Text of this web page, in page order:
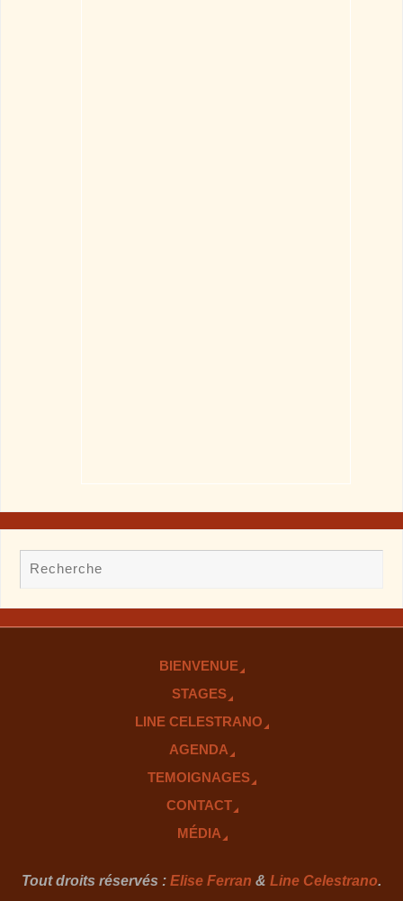
BIENVENUE
STAGES
LINE CELESTRANO
AGENDA
TEMOIGNAGES
CONTACT
MÉDIA
Tout droits réservés : Elise Ferran & Line Celestrano.